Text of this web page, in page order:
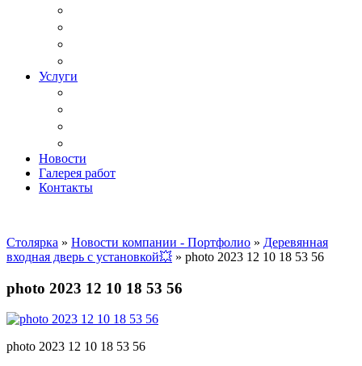
Услуги
Новости
Галерея работ
Контакты
Столярка » Новости компании - Портфолио » Деревянная
входная дверь с установкой💥 » photo 2023 12 10 18 53 56
photo 2023 12 10 18 53 56
photo 2023 12 10 18 53 56